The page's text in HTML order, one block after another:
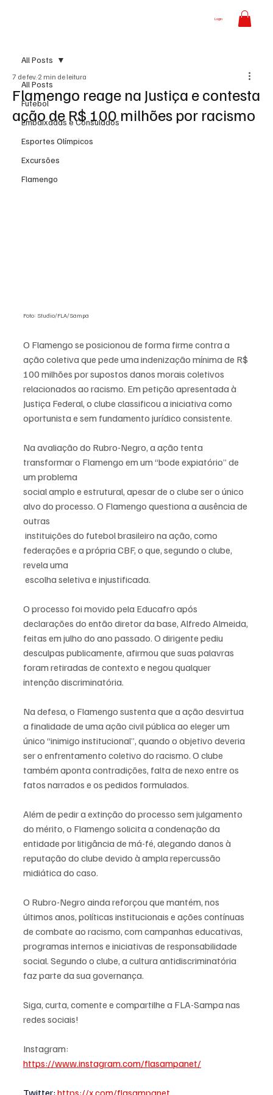
Login
All Posts
Futebol
Embaixadas e Consulados
Esportes Olímpicos
Excursões
Flamengo
All Posts
Flamengo reage na Justiça e contesta
ação de R$ 100 milhões por racismo
7 de fev. 2 min de leitura
Foto: Studio/FLA/Sampa
O Flamengo se posicionou de forma firme contra a
ação coletiva que pede uma indenização mínima de R$
100 milhões por supostos danos morais coletivos
relacionados ao racismo. Em petição apresentada à
Justiça Federal, o clube classificou a iniciativa como
oportunista e sem fundamento jurídico consistente.
Na avaliação do Rubro-Negro, a ação tenta
transformar o Flamengo em um “bode expiatório” de
um problema
social amplo e estrutural, apesar de o clube ser o único
alvo do processo. O Flamengo questiona a ausência de
outras
federações e a própria CBF, o que, segundo o clube,
revela uma
escolha seletiva e injustificada.
O processo foi movido pela Educafro após
declarações do então diretor da base, Alfredo Almeida,
feitas em julho do ano passado. O dirigente pediu
desculpas publicamente, afirmou que suas palavras
foram retiradas de contexto e negou qualquer
intenção discriminatória.
Na defesa, o Flamengo sustenta que a ação desvirtua
a finalidade de uma ação civil pública ao eleger um
único “inimigo institucional”, quando o objetivo deveria
ser o enfrentamento coletivo do racismo. O clube
também aponta contradições, falta de nexo entre os
fatos narrados e os pedidos formulados.
Além de pedir a extinção do processo sem julgamento
do mérito, o Flamengo solicita a condenação da
entidade por litigância de má-fé, alegando danos à
reputação do clube devido à ampla repercussão
midiática do caso.
O Rubro-Negro ainda reforçou que mantém, nos
últimos anos, políticas institucionais e ações contínuas
de combate ao racismo, com campanhas educativas,
programas internos e iniciativas de responsabilidade
social. Segundo o clube, a cultura antidiscriminatória
faz parte da sua governança.
Siga, curta, comente e compartilhe a FLA-Sampa nas
redes sociais!
Instagram:
https://www.instagram.com/flasampanet/
Twitter: https://x.com/flasampanet